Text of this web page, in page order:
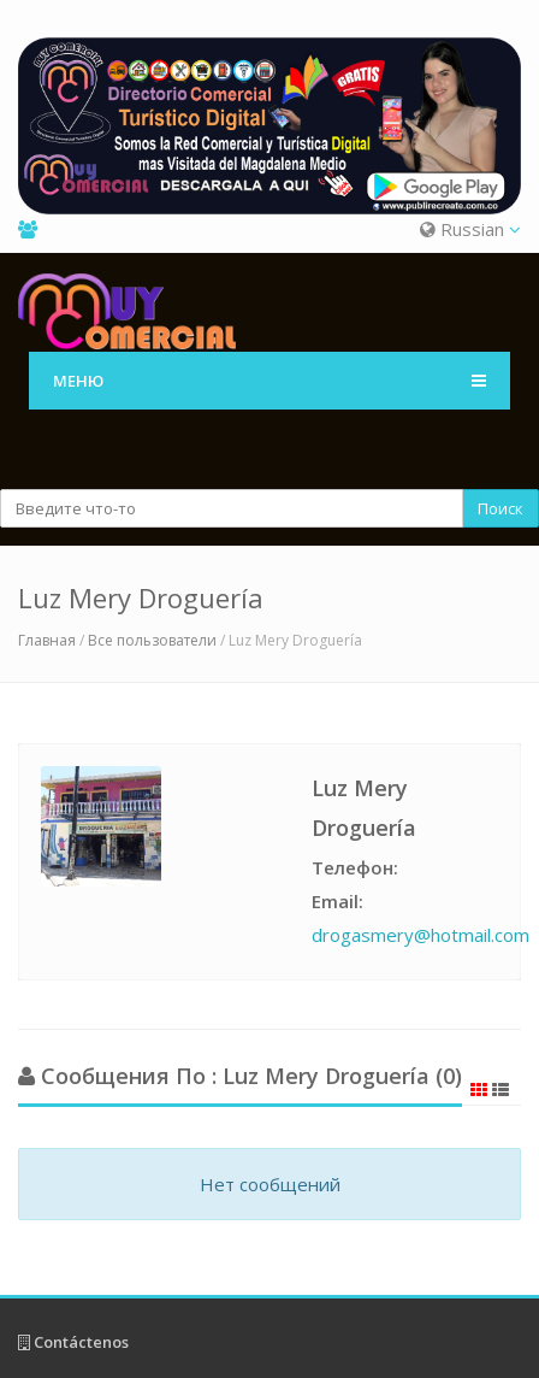
Russian
МЕНЮ
Поиск
Luz Mery Droguería
Главная / Все пользователи / Luz Mery Droguería
Luz Mery
Droguería
Телефон:
Email:
drogasmery@hotmail.com
Сообщения По : Luz Mery Droguería (0)
Нет сообщений
Contáctenos